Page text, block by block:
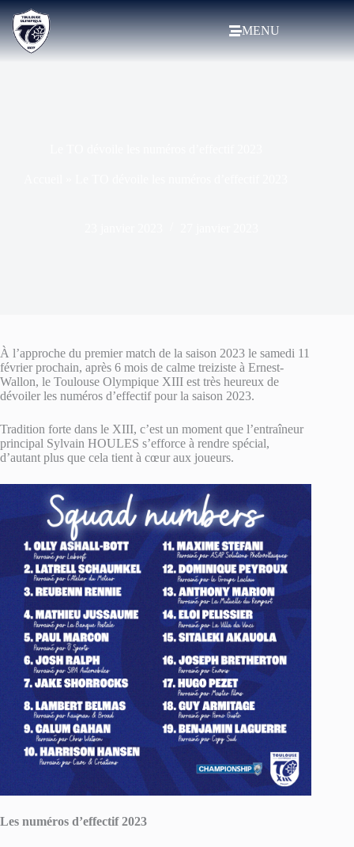
MENU
À l’approche du premier match de la saison 2023 le samedi 11
février prochain, après 6 mois de calme treiziste à Ernest-
Wallon, le Toulouse Olympique XIII est très heureux de
dévoiler les numéros d’effectif pour la saison 2023.
Tradition forte dans le XIII, c’est un moment que l’entraîneur
principal Sylvain HOULES s’efforce à rendre spécial,
d’autant plus que cela tient à cœur aux joueurs.
Les numéros d’effectif 2023